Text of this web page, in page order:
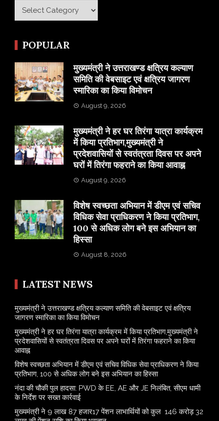
Category
POPULAR
मुख्यमंत्री ने उत्तराखण्ड क्षत्रिय कल्याण
समिति की वेबसाइट एवं क्षत्रिय जागरण
स्मारिका का किया विमोचन
August 9, 2026
मुख्यमंत्री ने हर घर तिरंगा यात्रा कार्यक्रम
में किया प्रतिभाग,मुख्यमंत्री ने
प्रदेशवासियों से स्वतंत्रता दिवस पर अपने
घरों में तिरंगा फहराने का किया आवाह्न
August 9, 2026
विशेष स्वच्छता अभियान में डीएम एवं सचिव
विधिक सेवा प्राधिकरण ने किया प्रतिभाग,
100 से अधिक लोग बने इस अभियान का
हिस्सा
August 8, 2026
LATEST NEWS
मुख्यमंत्री ने उत्तराखण्ड क्षत्रिय कल्याण समिति की वेबसाइट एवं क्षत्रिय
जागरण स्मारिका का किया विमोचन
मुख्यमंत्री ने हर घर तिरंगा यात्रा कार्यक्रम में किया प्रतिभाग,मुख्यमंत्री ने
प्रदेशवासियों से स्वतंत्रता दिवस पर अपने घरों में तिरंगा फहराने का किया
आवाह्न
विशेष स्वच्छता अभियान में डीएम एवं सचिव विधिक सेवा प्राधिकरण ने किया
प्रतिभाग, 100 से अधिक लोग बने इस अभियान का हिस्सा
नंदा की चौकी पुल हादसा: PWD के EE, AE और JE निलंबित, सीएम धामी
के निर्देश पर सख्त कार्रवाई
मुख्यमंत्री ने 9 लाख 87 हजार17 पेंशन लाभार्थियों को कुल 146 करोड़ 32